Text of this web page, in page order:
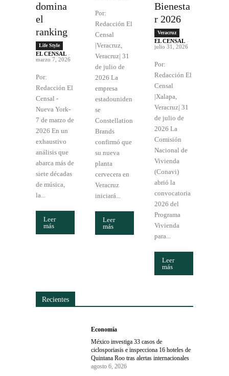
domina
el
ranking
Life Style
EL CENSAL -
marzo 7, 2026
Por:
Redacción El
Censal -
Nueva York-
7 de marzo de
2026 En un
exhaustivo
análisis que
abarca más de
siete décadas
de música,
la...
Leer
más
Por:
Redacción El
Censal
|Veracruz,
Veracruz| 31
de julio de
2026 La
empresa
estadouniden
se
Constellation
Brands
confirmó que
su nueva
planta
cervecera en
Veracruz
iniciará...
Leer
más
Bienesta
r 2026
Veracruz
EL CENSAL -
julio 31, 2026
Por:
Redacción El
Censal
|Xalapa,
Veracruz| 31
de julio de
2026 La
Comisión
Nacional de
Vivienda
(Conavi)
abrió la
convocatoria
2026 del
Programa
Vivienda
para...
Leer
más
Recientes
Economía
México investiga 33 casos de
ciclosporiasis e inspecciona 16 hoteles de
Quintana Roo tras alertas internacionales
agosto 6, 2026